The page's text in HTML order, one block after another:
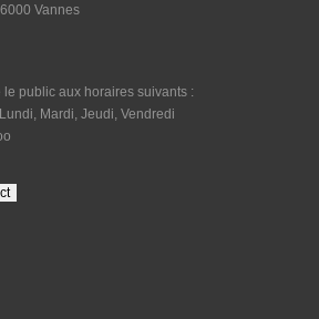
Vannes
public aux horaires suivants :
Mardi, Jeudi, Vendredi